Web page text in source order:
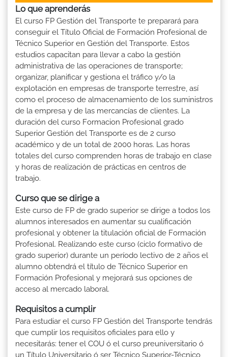
Lo que aprenderás
El curso FP Gestión del Transporte te preparará para
conseguir el Título Oficial de Formación Profesional de
Técnico Superior en Gestión del Transporte. Estos
estudios capacitan para llevar a cabo la gestión
administrativa de las operaciones de transporte;
organizar, planificar y gestiona el tráfico y/o la
explotación en empresas de transporte terrestre, así
como el proceso de almacenamiento de los suministros
de la empresa y de las mercancías de clientes. La
duración del curso Formacion Profesional grado
Superior Gestión del Transporte es de 2 curso
académico y de un total de 2000 horas. Las horas
totales del curso comprenden horas de trabajo en clase
y horas de realización de prácticas en centros de
trabajo.
Curso que se dirige a
Este curso de FP de grado superior se dirige a todos los
alumnos interesados en aumentar su cualificación
profesional y obtener la titulación oficial de Formación
Profesional. Realizando este curso (ciclo formativo de
grado superior) durante un período lectivo de 2 años el
alumno obtendrá el título de Técnico Superior en
Formación Profesional y mejorará sus opciones de
acceso al mercado laboral.
Requisitos a cumplir
Para estudiar el curso FP Gestión del Transporte tendrás
que cumplir los requisitos oficiales para ello y
necesitarás: tener el COU ó el curso preuniversitario ó
un Título Universitario ó ser Técnico Superior-Técnico